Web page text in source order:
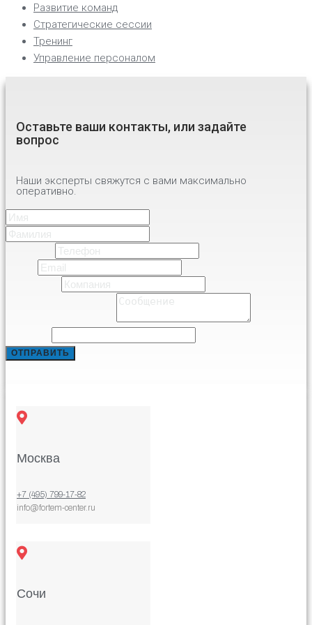
Развитие команд
Стратегические сессии
Тренинг
Управление персоналом
Оставьте ваши контакты, или задайте
вопрос
Наши эксперты свяжутся с вами максимально
оперативно.
ОТПРАВИТЬ
Москва
+7 (495) 799-17-82
info@fortem-center.ru
Сочи